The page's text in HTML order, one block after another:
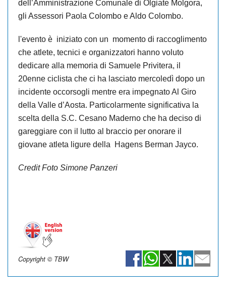
dell’Amministrazione Comunale di Olgiate Molgora,
gli Assessori Paola Colombo e Aldo Colombo.
l'evento è iniziato con un momento di raccoglimento
che atlete, tecnici e organizzatori hanno voluto
dedicare alla memoria di Samuele Privitera, il
20enne ciclista che ci ha lasciato mercoledì dopo un
incidente occorsogli mentre era impegnato Al Giro
della Valle d’Aosta. Particolarmente significativa la
scelta della S.C. Cesano Maderno che ha deciso di
gareggiare con il lutto al braccio per onorare il
giovane atleta ligure della Hagens Berman Jayco.
Credit Foto Simone Panzeri
Copyright © TBW